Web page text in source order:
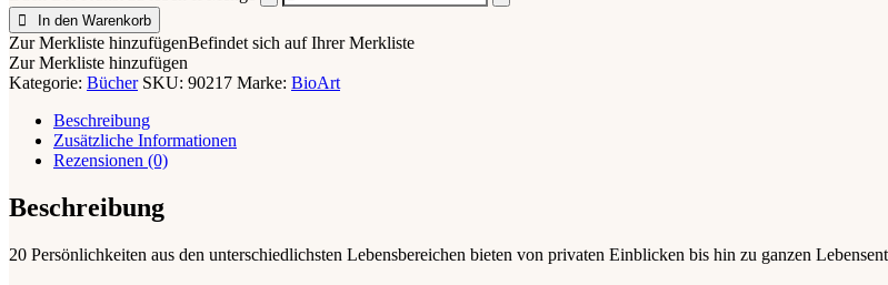
In den Warenkorb
Zur Merkliste hinzufügenBefindet sich auf Ihrer Merkliste
Zur Merkliste hinzufügen
Kategorie: Bücher SKU: 90217 Marke: BioArt
Beschreibung
Zusätzliche Informationen
Rezensionen (0)
Beschreibung
20 Persönlichkeiten aus den unterschiedlichsten Lebensbereichen bieten von privaten Einblicken bis hin zu ganzen